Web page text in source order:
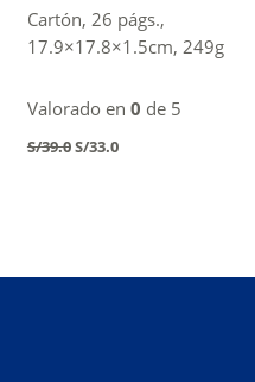
Cartón, 26 págs.,
17.9×17.8×1.5cm, 249g
Valorado en 0 de 5
S/39.0Original
S/33.0Current